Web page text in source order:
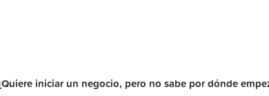
iniciar un negocio, pero no sabe por dónde